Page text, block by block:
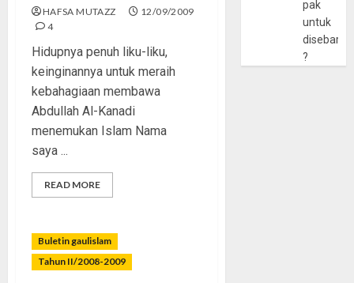
HAFSA MUTAZZ
12/09/2009
4
Hidupnya penuh liku-liku,
keinginannya untuk meraih
kebahagiaan membawa
Abdullah Al-Kanadi
menemukan Islam Nama
saya ...
READ MORE
Buletin gaulislam
Tahun II/2008-2009
pak
untuk
?